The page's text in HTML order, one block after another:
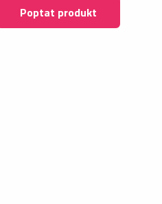
Poptat produkt